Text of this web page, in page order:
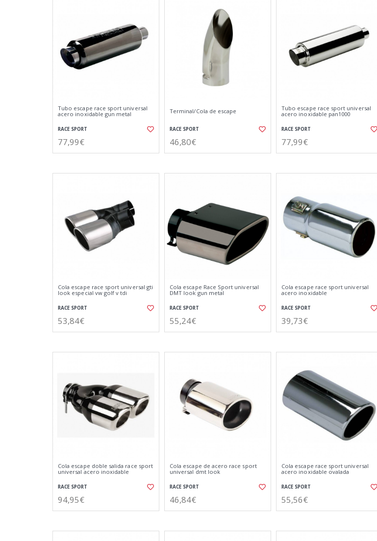
Tubo escape race sport universal
acero inoxidable gun metal
RACE SPORT
77,99€
Terminal/Cola de escape
RACE SPORT
46,80€
Tubo escape race sport universal
acero inoxidable pan1000
RACE SPORT
77,99€
Cola escape race sport universal gti
look especial vw golf v tdi
RACE SPORT
53,84€
Cola escape Race Sport universal
DMT look gun metal
RACE SPORT
55,24€
Cola escape race sport universal
acero inoxidable
RACE SPORT
39,73€
Cola escape doble salida race sport
universal acero inoxidable
RACE SPORT
94,95€
Cola escape de acero race sport
universal dmt look
RACE SPORT
46,84€
Cola escape race sport universal
acero inoxidable ovalada
RACE SPORT
55,56€